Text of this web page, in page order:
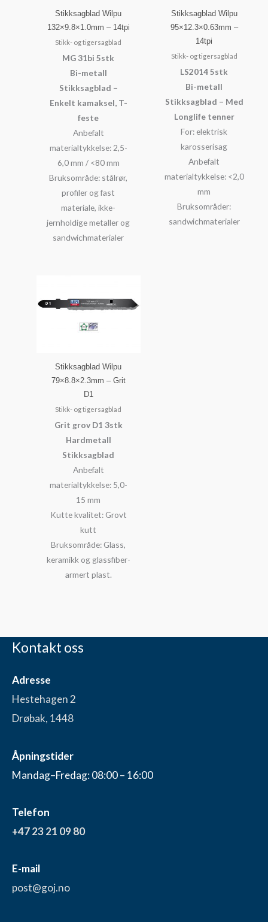
Stikksagblad Wilpu
132×9.8×1.0mm – 14tpi
Stikk- og tigersagblad
MG 31bi 5stk
Bi-metall
Stikksagblad –
Enkelt kamaksel, T-
feste
Anbefalt
materialtykkelse: 2,5-
6,0 mm / <80 mm
Bruksområde: stålrør,
profiler og fast
materiale, ikke-
jernholdige metaller og
sandwichmaterialer
Stikksagblad Wilpu
95×12.3×0.63mm –
14tpi
Stikk- og tigersagblad
LS2014 5stk
Bi-metall
Stikksagblad – Med
Longlife tenner
For: elektrisk
karosserisag
Anbefalt
materialtykkelse: <2,0
mm
Bruksområder:
sandwichmaterialer
Stikksagblad Wilpu
79×8.8×2.3mm – Grit
D1
Stikk- og tigersagblad
Grit grov D1 3stk
Hardmetall
Stikksagblad
Anbefalt
materialtykkelse: 5,0-
15 mm
Kutte kvalitet: Grovt
kutt
Bruksområde: Glass,
keramikk og glassfiber-
armert plast.
Kontakt oss
Adresse
Hestehagen 2
Drøbak, 1448
Åpningstider
Mandag–Fredag: 08:00 – 16:00
Telefon
+47 23 21 09 80
E-mail
post@goj.no